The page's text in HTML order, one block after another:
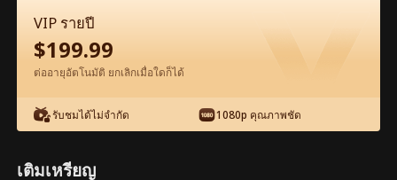
ดาราภาพยนตร์ เต็มเรื่อง ภาพยนตร์เต็มเรื่อง
39 40 41 42 43
VIP รายปี
$199.99
ต่ออายุอัตโนมัติ ยกเลิกเมื่อใดก็ได้
รับชมได้ไม่จำกัด 1080p คุณภาพชัด
เติมเหรียญ